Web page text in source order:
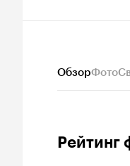
ОбзорФото
Рейтинг